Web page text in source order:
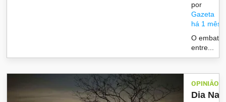
por
Gazeta
há 1 mês
O embate
entre...
OPINIÃO
Dia